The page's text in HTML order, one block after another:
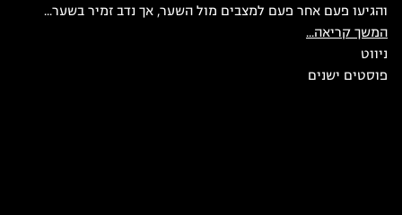
והגיעו פעם אחר פעם למצבים מול השער, אך נדב זמיר בשער...
המשך קריאה...
ניווט
פוסטים ישנים